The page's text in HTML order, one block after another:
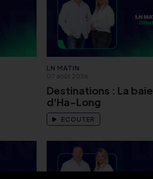
LN MATIN
07 août 2026
Destinations : La baie
d'Ha-Long
ECOUTER